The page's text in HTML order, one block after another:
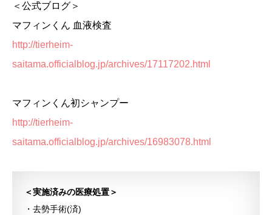
＜公式ブログ＞
マフィンくん 血液検査
http://tierheim-
saitama.officialblog.jp/archives/17117202.html
マフィンくん初シャンプー
http://tierheim-
saitama.officialblog.jp/archives/16983078.html
＜実施済みの医療処置＞
・去勢手術(済)